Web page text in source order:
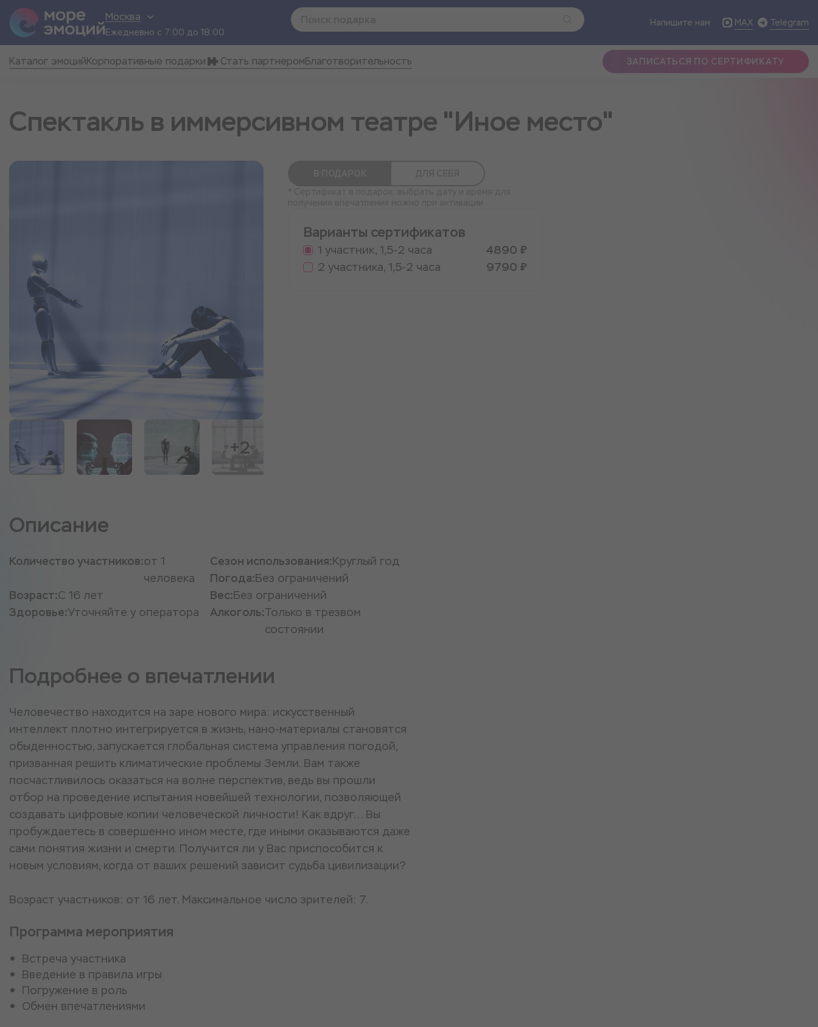
Москва
Ежедневно с 7:00 до 18:00
Напишите нам: MAX Telegram
Каталог эмоцийКорпоративные подарки Стать партнеромБлаготворительность ЗАПИСАТЬСЯ ПО СЕРТИФИКАТУ
Спектакль в иммерсивном театре "Иное место"
+2
Варианты сертификатов
1 участник, 1,5-2 часа
4890 ₽
2 участника, 1,5-2 часа
9790 ₽
Описание
Количество участников:от 1
человека
Возраст:С 16 лет
Здоровье:Уточняйте у оператора
Сезон использования:Круглый год
Погода:Без ограничений
Вес:Без ограничений
Алкоголь:Только в трезвом
состоянии
Подробнее о впечатлении
Человечество находится на заре нового мира: искусственный
интеллект плотно интегрируется в жизнь, нано-материалы становятся
обыденностью, запускается глобальная система управления погодой,
призванная решить климатические проблемы Земли. Вам также
посчастливилось оказаться на волне перспектив, ведь вы прошли
отбор на проведение испытания новейшей технологии, позволяющей
создавать цифровые копии человеческой личности! Как вдруг... Вы
пробуждаетесь в совершенно ином месте, где иными оказываются даже
сами понятия жизни и смерти. Получится ли у Вас приспособится к
новым условиям, когда от ваших решений зависит судьба цивилизации?
Возраст участников: от 16 лет. Максимальное число зрителей: 7.
Программа мероприятия
Встреча участника
Введение в правила игры
Погружение в роль
Обмен впечатлениями